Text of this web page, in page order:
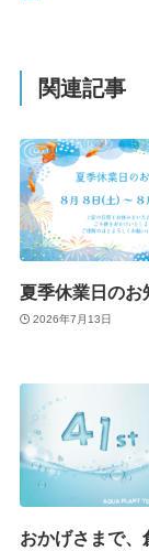
関連記事
夏季休業日のお
2026年7月13日
おかげさまで、